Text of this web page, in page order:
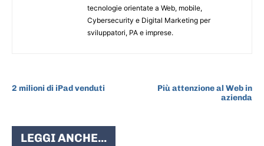
tecnologie orientate a Web, mobile,
Cybersecurity e Digital Marketing per
sviluppatori, PA e imprese.
2 milioni di iPad venduti
Più attenzione al Web in
azienda
LEGGI ANCHE...